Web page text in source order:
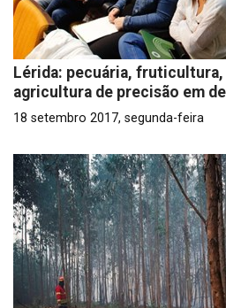
Lérida: pecuária,
agricultura de precisão em
18 setembro 2017, segunda-feira